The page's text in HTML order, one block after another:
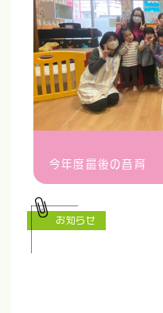
今年度最後の音育
お知らせ